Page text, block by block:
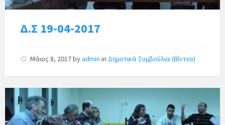
Δ.Σ 19-04-2017
Μάιος 8, 2017byadmin in Δημοτικά Συμβούλια (Βίντεο)